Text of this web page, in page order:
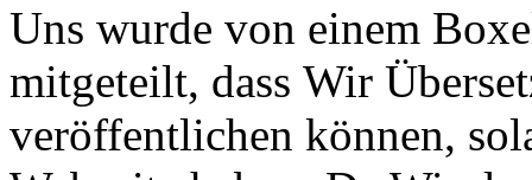
Uns wurde von einem
mitgeteilt, dass Wir
veröffentlichen können,